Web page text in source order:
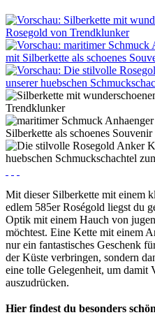
Mit dieser Silberkette mit einem
edlem 585er Roségold liegst du
Optik mit einem Hauch von
möchtest. Eine Kette mit einem
nur ein fantastisches Geschenk
der Küste verbringen, sondern
eine tolle Gelegenheit, um damit
auszudrücken.
Hier findest du besonders